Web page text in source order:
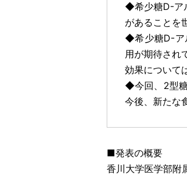
◆希少糖D-ア
があることを
◆希少糖D-ア
用が期待され
効果について
◆今回、2型糖
今後、新たな
■発表の概要
香川大学医学部附